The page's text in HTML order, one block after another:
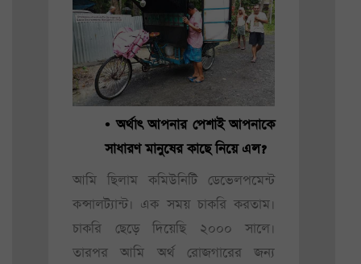
• অর্থাৎ আপনার পেশাই আপনাকে
সাধারণ মানুষের কাছে নিয়ে এল?
আমি ছিলাম কমিউনিটি ডেভেলপমেন্ট
কন্সালট্যান্ট। এক সময় চাকরি করতাম।
চাকরি ছেড়ে দিয়েছি ২০০০ সালে।
তারপর আমি অর্থ রোজগারের জন্য